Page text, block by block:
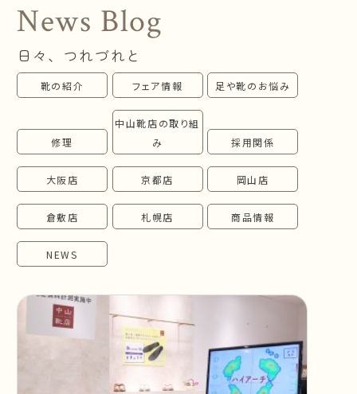
オンラインショップ
お問い合わせ
follow us!
News Blog
日々、つれづれと
靴の紹介 フェア情報 足や靴のお悩み
修理
中山靴店の取り組
み
採用関係
大阪店 京都店 岡山店
倉敷店 札幌店 商品情報
NEWS